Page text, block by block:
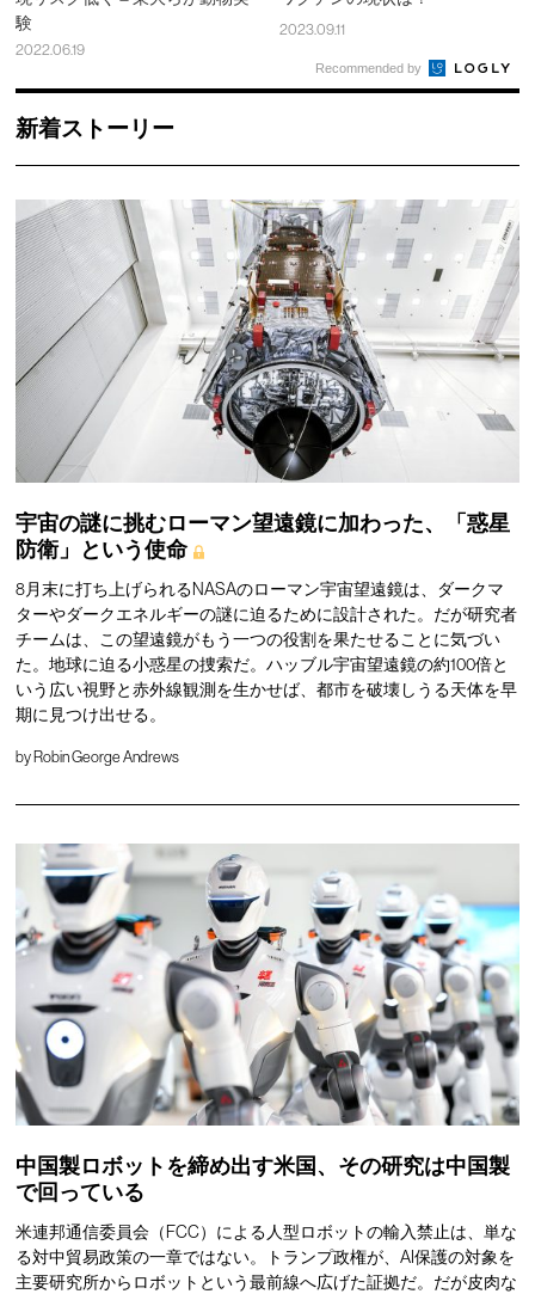
験
2022.06.19
2023.09.11
Recommended by
新着ストーリー
宇宙の謎に挑むローマン望遠鏡に加わった、「惑星
防衛」という使命
8月末に打ち上げられるNASAのローマン宇宙望遠鏡は、ダークマ
ターやダークエネルギーの謎に迫るために設計された。だが研究者
チームは、この望遠鏡がもう一つの役割を果たせることに気づい
た。地球に迫る小惑星の捜索だ。ハッブル宇宙望遠鏡の約100倍と
いう広い視野と赤外線観測を生かせば、都市を破壊しうる天体を早
期に見つけ出せる。
byRobin George Andrews
中国製ロボットを締め出す米国、その研究は中国製
で回っている
米連邦通信委員会（FCC）による人型ロボットの輸入禁止は、単な
る対中貿易政策の一章ではない。トランプ政権が、AI保護の対象を
主要研究所からロボットという最前線へ広げた証拠だ。だが皮肉な